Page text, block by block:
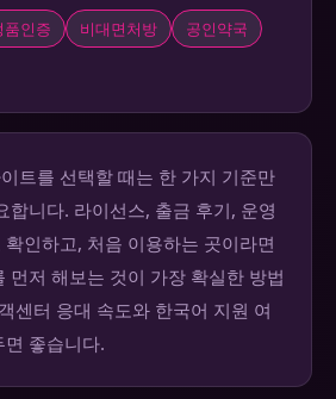
품인증 비대면처방
공인약국
트를 선택할 때는 한 가지 기준만
합니다. 라이선스, 출금 후기, 운영
인하고, 처음 이용하는 곳이라면
먼저 해보는 것이 가장 확실한 방법
센터 응대 속도와 한국어 지원 여
좋습니다.